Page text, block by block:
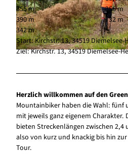
© Marius Lahme, Zweckverband Green Trails |CC-BY-SA
© Marius Lahme, Zweckverband Green Trails |
CC-BY-SA
©
355 m
356 m
390 m
732 m
342 m
Start: Kirchstr. 13, 34519 Diemelsee-
Ziel: Kirchstr. 13, 34519 Diemelsee-
Herzlich willkommen auf den
Mountainbiker haben die Wahl: fünf
mit jeweils ganz eigenem Charakter.
bieten Streckenlängen zwischen
also von kurz und knackig bis hin
Tour.